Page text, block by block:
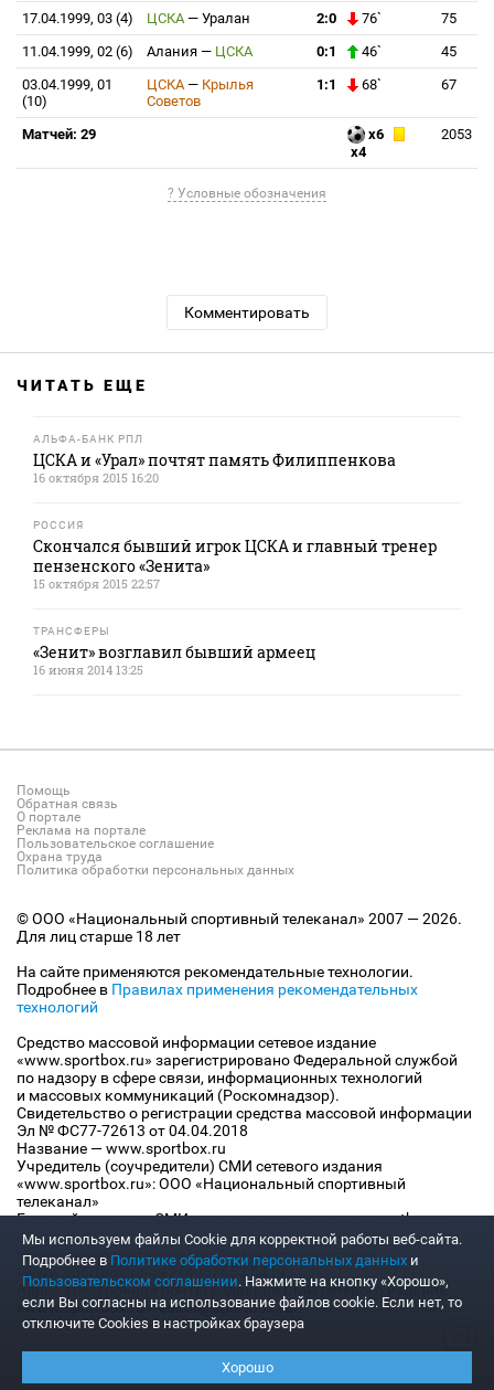
17.04.1999, 03 (4)
ЦСКА — Уралан 2:0 76`
75
11.04.1999, 02 (6)
Алания — ЦСКА 0:1 46`
45
03.04.1999, 01
(10)
ЦСКА — Крылья
Советов
1:1 68` 67
Матчей: 29
x6
x4
2053
? Условные обозначения
Комментировать
ЧИТАТЬ ЕЩЕ
АЛЬФА-БАНК РПЛ
ЦСКА и «Урал» почтят память Филиппенкова
16 октября 2015 16:20
РОССИЯ
Скончался бывший игрок ЦСКА и главный тренер
пензенского «Зенита»
15 октября 2015 22:57
ТРАНСФЕРЫ
«Зенит» возглавил бывший армеец
16 июня 2014 13:25
Помощь
Обратная связь
О портале
Реклама на портале
Пользовательское соглашение
Охрана труда
Политика обработки персональных данных
© ООО «Национальный спортивный телеканал» 2007 — 2026.
Для лиц старше 18 лет
На сайте применяются рекомендательные технологии.
Подробнее в Правилах применения рекомендательных
технологий
Средство массовой информации сетевое издание
«www.sportbox.ru» зарегистрировано Федеральной службой
по надзору в сфере связи, информационных технологий
и массовых коммуникаций (Роскомнадзор).
Свидетельство о регистрации средства массовой информации
Эл № ФС77-72613 от 04.04.2018
Название — www.sportbox.ru
Учредитель (соучредители) СМИ сетевого издания
«www.sportbox.ru»: ООО «Национальный спортивный
телеканал»
Главный редактор СМИ сетевого издания «www.sportbox.ru»:
Конов В.А.
Номер телефона редакции СМИ сетевого издания
«www.sportbox.ru»: +7 (495) 653 8419
Адрес электронной почты редакции СМИ сетевого издания
«www.sportbox.ru»: editor@sportbox.ru
Мы используем файлы Сookie для корректной работы веб-сайта.
Подробнее в Политике обработки персональных данных и
Пользовательском соглашении. Нажмите на кнопку «Хорошо»,
если Вы согласны на использование файлов cookie. Если нет, то
отключите Cookies в настройках браузера
Хорошо